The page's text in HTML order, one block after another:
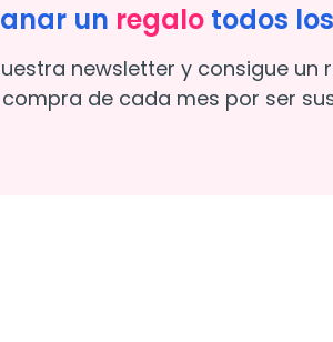
un regalo todos
newsletter y consigue un
de cada mes por ser